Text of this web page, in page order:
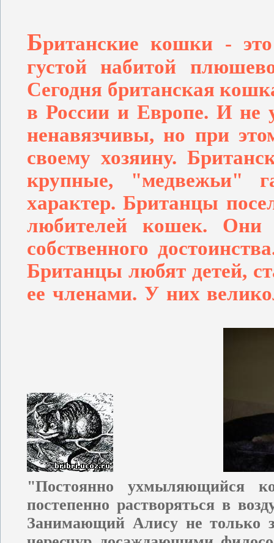
Британские кошки -
густой набитой
Сегодня британская
в России и Европе. И не
ненавязчивы, но при
своему хозяину.
крупные, "медвежьи"
характер. Британцы
любителей кошек. Они
собственного
Британцы любят детей,
ее членами. У них
"Постоянно ухмыляющийся
постепенно растворяться в
Занимающий Алису не только